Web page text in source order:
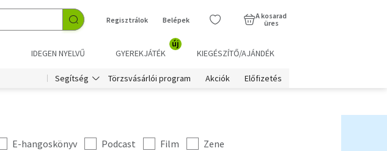
Regisztrálok Belépek
A kosarad
üres
IDEGEN NYELVŰ GYEREKJÁTÉK
új
KIEGÉSZÍTŐ/AJÁNDÉK
Segítség Törzsvásárlói program Akciók Előfizetés
E-hangoskönyv Podcast Film
Zene